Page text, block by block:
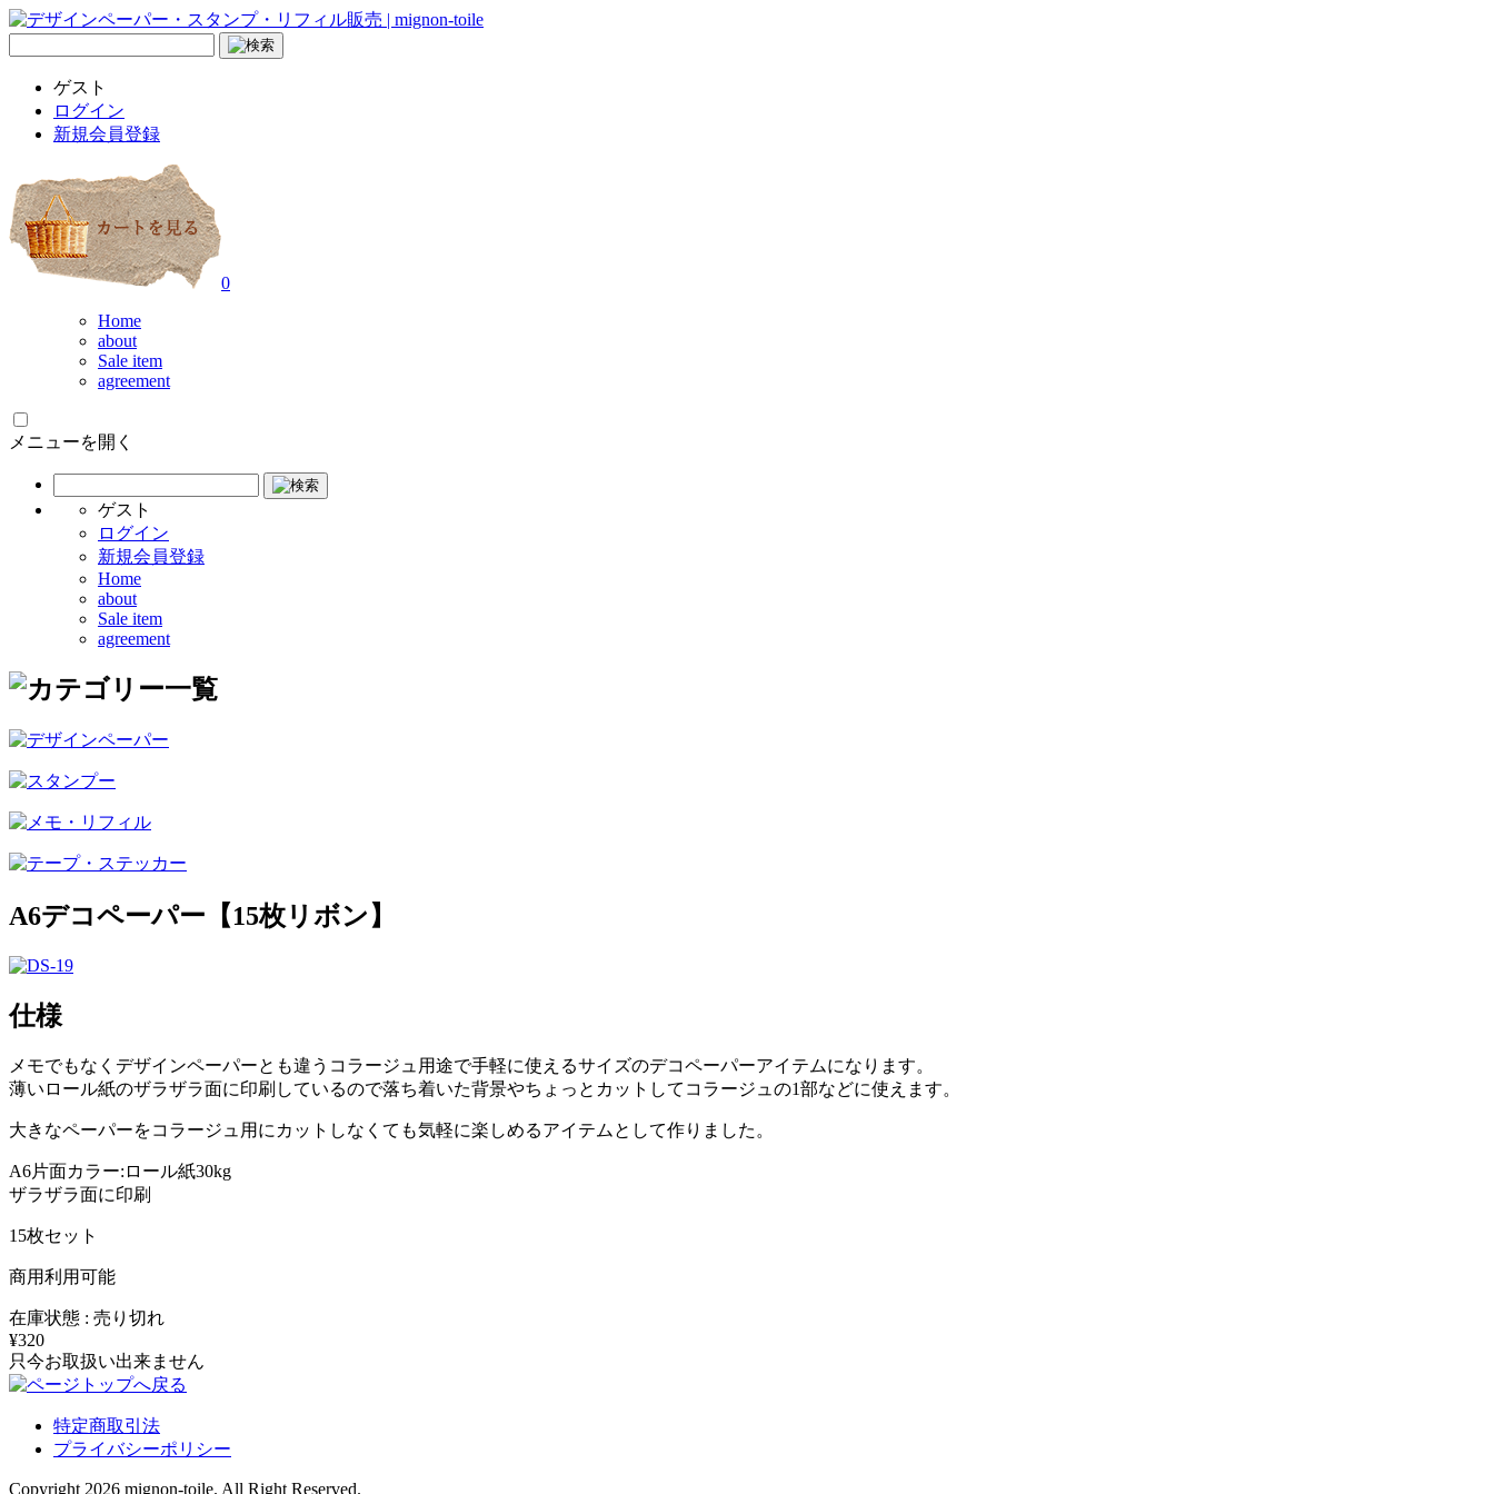
ゲスト
ログイン
新規会員登録
0
Home
about
Sale item
agreement
メニューを開く
ゲスト
ログイン
新規会員登録
Home
about
Sale item
agreement
A6デコペーパー【15枚リボン】
仕様
メモでもなくデザインペーパーとも違うコラージュ用途で手軽に使えるサイズのデコペーパーアイテムになります。
薄いロール紙のザラザラ面に印刷しているので落ち着いた背景やちょっとカットしてコラージュの1部などに使えます。
大きなペーパーをコラージュ用にカットしなくても気軽に楽しめるアイテムとして作りました。
A6片面カラー:ロール紙30kg
ザラザラ面に印刷
15枚セット
商用利用可能
在庫状態 : 売り切れ
¥320
只今お取扱い出来ません
特定商取引法
プライバシーポリシー
Copyright 2026 mignon-toile. All Right Reserved.